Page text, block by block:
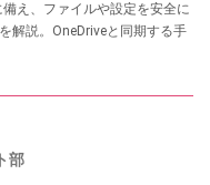
え、ファイルや設定を安全に
解説。OneDriveと同期する手
部